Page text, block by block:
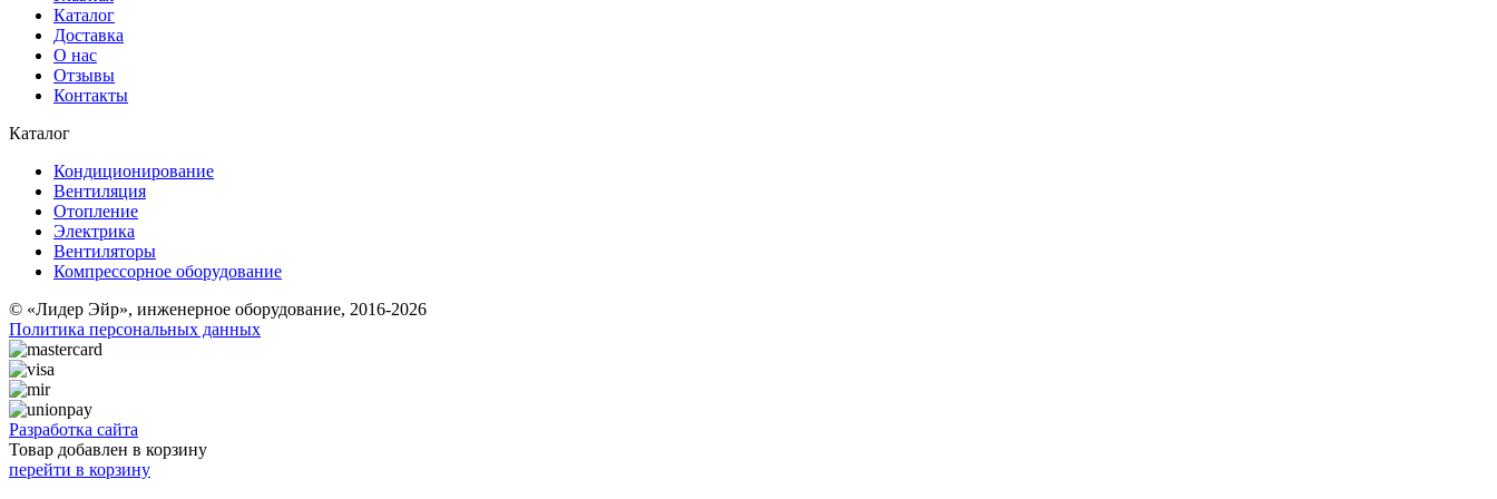
Каталог
Доставка
О нас
Отзывы
Контакты
Каталог
Кондиционирование
Вентиляция
Отопление
Электрика
Вентиляторы
Компрессорное оборудование
© «Лидер Эйр», инженерное оборудование, 2016-2026
Политика персональных данных
Разработка сайта
Товар добавлен в корзину
перейти в корзину